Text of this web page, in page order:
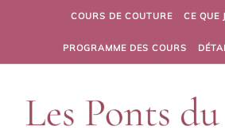
Skip to contentCOURS DE COUTURE CE QUE
PROGRAMME DES COURS